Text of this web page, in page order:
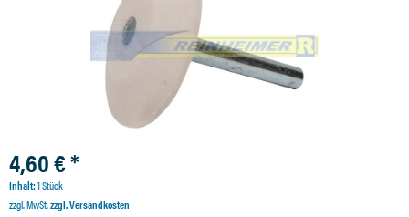
4,60 € *
Inhalt:1 Stück
zzgl. MwSt.zzgl. Versandkosten